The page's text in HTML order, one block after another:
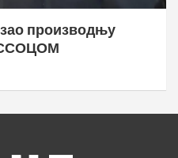
производњу